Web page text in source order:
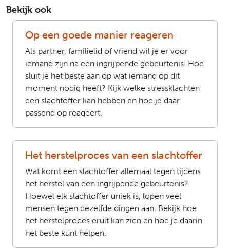
Bekijk ook
Op een goede manier reageren
Als partner, familielid of vriend wil je er voor
iemand zijn na een ingrijpende gebeurtenis. Hoe
sluit je het beste aan op wat iemand op dit
moment nodig heeft? Kijk welke stressklachten
een slachtoffer kan hebben en hoe je daar
passend op reageert.
Het herstelproces van een slachtoffer
Wat komt een slachtoffer allemaal tegen tijdens
het herstel van een ingrijpende gebeurtenis?
Hoewel elk slachtoffer uniek is, lopen veel
mensen tegen dezelfde dingen aan. Bekijk hoe
het herstelproces eruit kan zien en hoe je daarin
het beste kunt helpen.